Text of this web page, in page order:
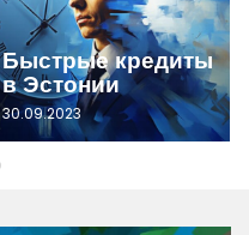
Быстрые кредиты
в Эстонии
30.09.2023